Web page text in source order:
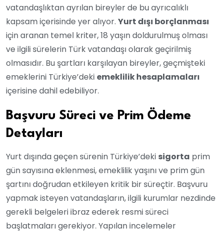
vatandaşlıktan ayrılan bireyler de bu ayrıcalıklı
kapsam içerisinde yer alıyor. Yurt dışı borçlanması
için aranan temel kriter, 18 yaşın doldurulmuş olması
ve ilgili sürelerin Türk vatandaşı olarak geçirilmiş
olmasıdır. Bu şartları karşılayan bireyler, geçmişteki
emeklerini Türkiye’deki emeklilik hesaplamaları
içerisine dahil edebiliyor.
Başvuru Süreci ve Prim Ödeme
Detayları
Yurt dışında geçen sürenin Türkiye’deki sigorta prim
gün sayısına eklenmesi, emeklilik yaşını ve prim gün
şartını doğrudan etkileyen kritik bir süreçtir. Başvuru
yapmak isteyen vatandaşların, ilgili kurumlar nezdinde
gerekli belgeleri ibraz ederek resmi süreci
başlatmaları gerekiyor. Yapılan incelemeler